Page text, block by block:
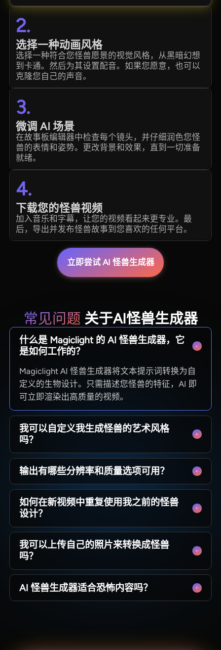
2.
选择一种动画风格
选择一种符合您怪兽愿景的视觉风格，从黑暗幻想
到卡通。然后为其设置配音。如果您愿意，也可以
克隆您自己的声音。
3.
微调 AI 场景
在故事板编辑器中检查每个镜头，并仔细润色您怪
兽的表情和姿势。更改背景和效果，直到一切准备
就绪。
4.
下载您的怪兽视频
加入音乐和字幕，让您的视频看起来更专业。最
后，导出并发布怪兽故事到您喜欢的任何平台。
立即尝试 AI 怪兽生成器
常见问题 关于AI怪兽生成器
什么是 Magiclight 的 AI 怪兽生成器，它
是如何工作的？
Magiclight AI 怪兽生成器将文本提示词转换为自
定义的生物设计。只需描述您怪兽的特征，AI 即
可立即渲染出高质量的视频。
我可以自定义我生成怪兽的艺术风格
吗？
用户可以从 20 多种选项中进行选择，例如黑暗幻
想、卡通、动漫、皮克斯和写实风格。Magiclight
AI 支持多种视觉美学以符合您的愿景。
输出有哪些分辨率和质量选项可用？
在 Magiclight AI 中，您可以自定义纵横比，以
720p 或 1080p 导出，并自动下载缩略图。这些
导出设置确保了专业级的效果。
如何在新视频中重复使用我之前的怪兽
设计？
保存您的怪兽设计，并在有灵感时将其部署到新
视频中。使用 Magiclight AI 的角色库，您再也不
用从头开始了。
我可以上传自己的照片来转换成怪兽
吗？
上传自拍或个人照片，在保留面部特征的同时将
其转换为独特的怪兽。这种图生怪兽转换功能可
直接在 Magiclight AI 中使用。
AI 怪兽生成器适合恐怖内容吗？